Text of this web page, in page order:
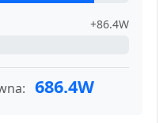
+86.4W
686.4W